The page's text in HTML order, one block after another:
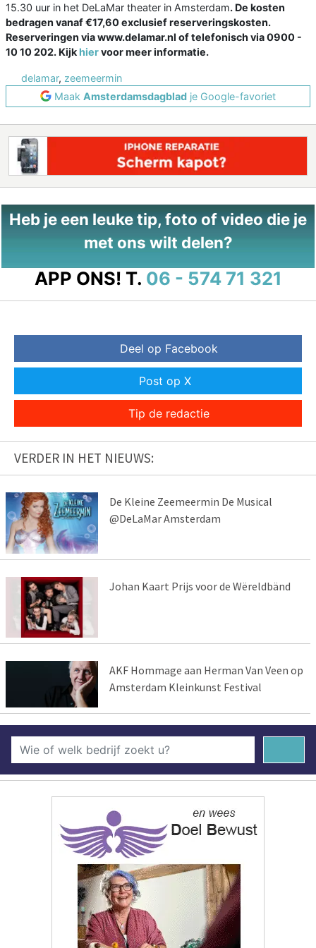
15.30 uur in het DeLaMar theater in Amsterdam. De kosten
bedragen vanaf€17,60 exclusief reserveringskosten.
Reserveringen viawww.delamar.nl of telefonisch via0900 -
10 10 202. Kijkhiervoor meer informatie.
delamar, zeemeermin
Maak Amsterdamsdagblad je Google-favoriet
Heb je een leuke tip, foto of video die je
met ons wilt delen?
APP ONS! T. 06 - 574 71 321
Deel op Facebook
Post op X
Tip de redactie
VERDER IN HET NIEUWS:
De Kleine Zeemeermin De Musical
@DeLaMar Amsterdam
Johan Kaart Prijs voor de Wëreldbänd
AKF Hommage aan Herman Van Veen op
Amsterdam Kleinkunst Festival